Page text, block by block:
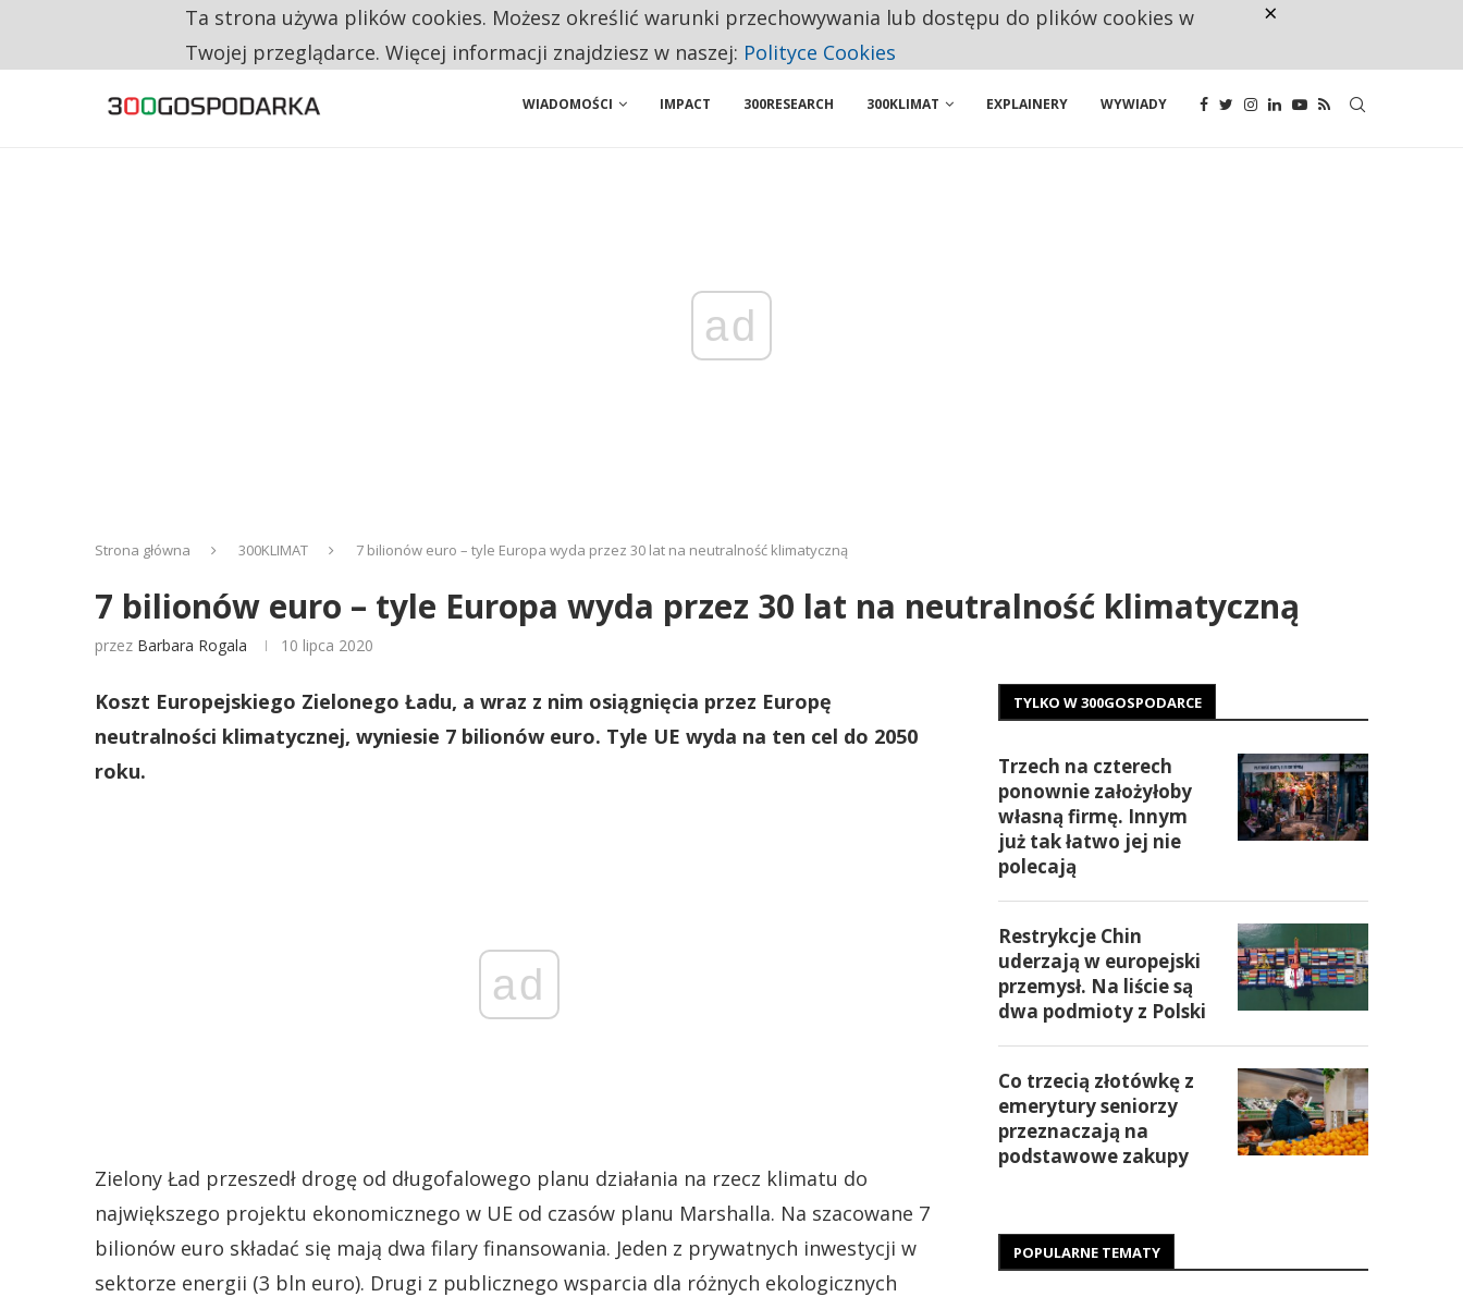
CO TRZECIĄ ZŁOTÓWKĘ Z EMERYTURY SENIORZY PRZEZNACZAJĄ NA PODSTAWOWE ZAKUPY
WIADOMOŚCI IMPACT 300RESEARCH 300KLIMAT EXPLAINERY WYWIADY
ad
Strona główna 300KLIMAT 7 bilionów euro – tyle Europa wyda przez 30 lat na neutralność klimatyczną
7 bilionów euro – tyle Europa wyda przez 30 lat na neutralność klimatyczną
przez Barbara Rogala 10 lipca 2020
Koszt Europejskiego Zielonego Ładu, a wraz z nim osiągnięcia przez Europę
neutralności klimatycznej, wyniesie 7 bilionów euro. Tyle UE wyda na ten cel do 2050
roku.
ad
Zielony Ład przeszedł drogę od długofalowego planu działania na rzecz klimatu do
największego projektu ekonomicznego w UE od czasów planu Marshalla. Na szacowane 7
bilionów euro składać się mają dwa filary finansowania. Jeden z prywatnych inwestycji w
sektorze energii (3 bln euro). Drugi z publicznego wsparcia dla różnych ekologicznych
TYLKO W 300GOSPODARCE
Trzech na czterech
ponownie założyłoby
własną firmę. Innym
już tak łatwo jej nie
polecają
Restrykcje Chin
uderzają w europejski
przemysł. Na liście są
dwa podmioty z Polski
Co trzecią złotówkę z
emerytury seniorzy
przeznaczają na
podstawowe zakupy
POPULARNE TEMATY
Ta strona używa plików cookies. Możesz określić warunki przechowywania lub dostępu do plików cookies w
Twojej przeglądarce. Więcej informacji znajdziesz w naszej: Polityce Cookies
×